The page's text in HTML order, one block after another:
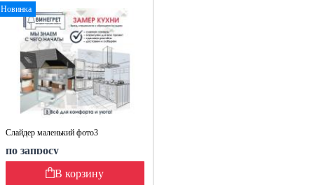
Новинка
Слайдер маленький фото3
по запросу
В корзину